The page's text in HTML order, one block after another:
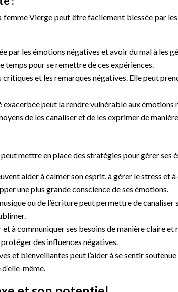
Vierge peut être facilement blessée par
les émotions négatives et avoir du mal à les
pour se remettre de ces expériences.
et les remarques négatives. Elle peut
peut la rendre vulnérable aux
de les canaliser et de les exprimer de
mettre en place des stratégies pour gérer ses
aider à calmer son esprit, à gérer le stress
une plus grande conscience de ses émotions.
ou de l’écriture peut permettre de
à communiquer ses besoins de manière claire
des influences négatives.
et bienveillantes peut l’aider à se sentir
même.